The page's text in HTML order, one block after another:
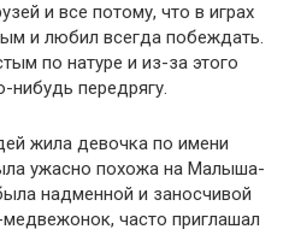
и все потому, что в играх
и любил всегда побеждать.
по натуре и из-за этого
нибудь передрягу.
жила девочка по имени
ужасно похожа на Малыша-
надменной и заносчивой
часто приглашал